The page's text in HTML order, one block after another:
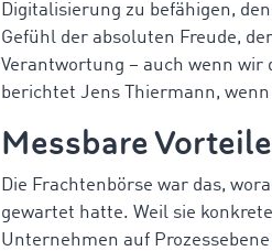
Digitalisierung zu befähigen,
Gefühl der absoluten Freude,
Verantwortung – auch wenn wir
berichtet Jens Thiermann,
Messbare
Die Frachtenbörse war das,
gewartet hatte. Weil sie
Unternehmen auf Prozessebene